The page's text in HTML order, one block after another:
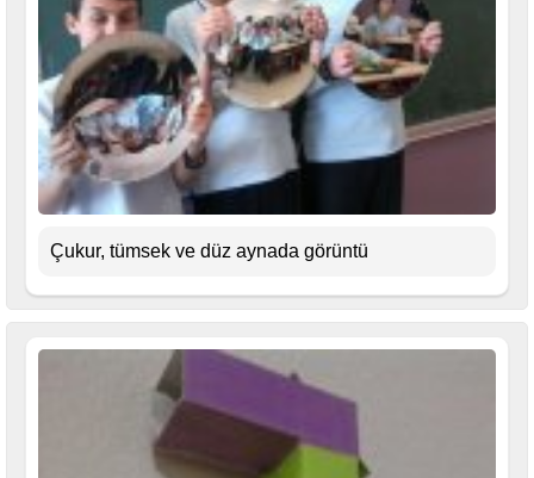
Çukur, tümsek ve düz aynada görüntü